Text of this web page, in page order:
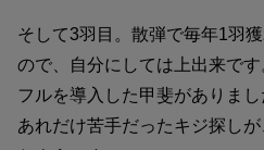
そして3羽目。散弾で毎年1羽
ので、自分にしては上出来で
フルを導入した甲斐がありまし
あれだけ苦手だったキジ探し